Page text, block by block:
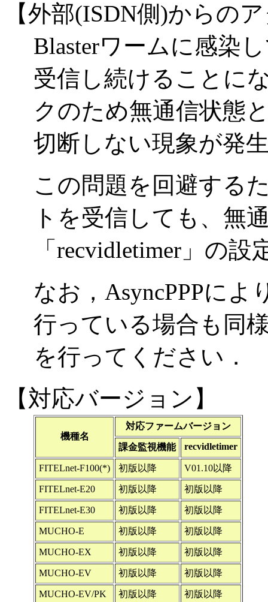
【外部(ISDN側)からの
Blasterワームに感染
受信し続けることに
クのため無通信状態
切断しない現象が発
この問題を回避する
トを受信しても、無
「 recvidletimer」の設
なお， AsyncPPPに
行っている場合も同
を行ってください．
【対応バージョン】
機種名
対応ファームバージョン
課金監視機能 recvidletimer
FITELnet-F100(*) 初版以降 V01.10以降
FITELnet-E20 初版以降 初版以降
FITELnet-E30 初版以降 初版以降
MUCHO-E 初版以降 初版以降
MUCHO-EX 初版以降 初版以降
MUCHO-EV 初版以降 初版以降
MUCHO-EV/PK 初版以降 初版以降